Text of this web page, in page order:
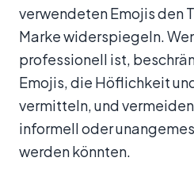
verwendeten Emojis den
Marke widerspiegeln.
professionell ist,
Emojis, die Höflichkeit
vermitteln, und
informell oder
werden könnten.